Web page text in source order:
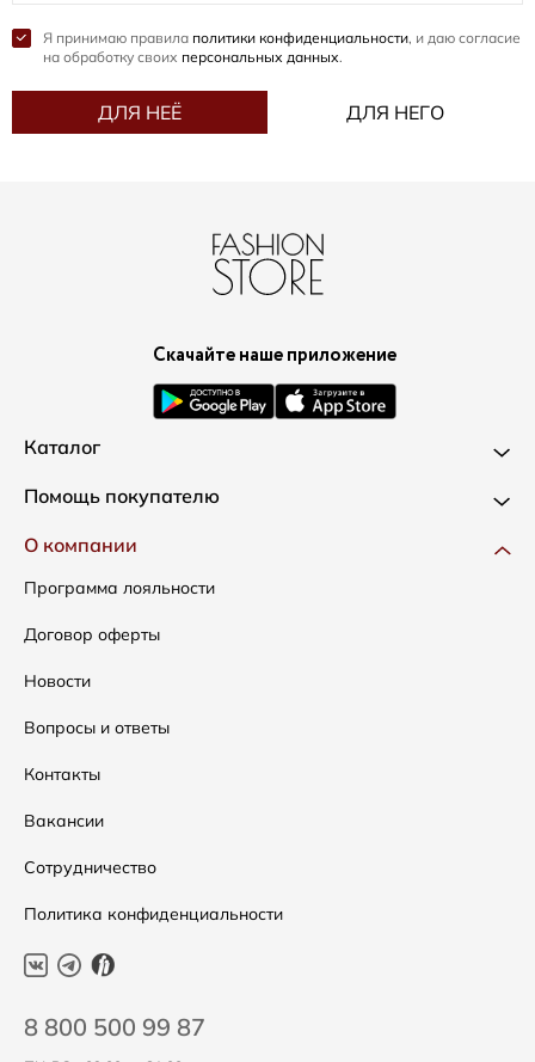
Я принимаю правила политики конфиденциальности, и даю согласие
на обработку своих персональных данных.
ДЛЯ НЕЁ ДЛЯ НЕГО
Скачайте наше приложение
Каталог
Новинки
Одежда
Сумки
Аксессуары
Распродажа
Подарочные сертификаты
Помощь покупателю
Доставка и оплата
Как оформить заказ
Условия возвратов
Таблица размеров
Уход за одеждой
О компании
Программа лояльности
Договор оферты
Новости
Вопросы и ответы
Контакты
Вакансии
Сотрудничество
Политика конфиденциальности
8 800 500 99 87